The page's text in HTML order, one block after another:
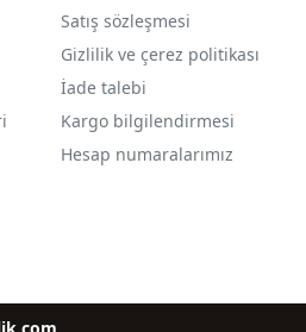
Satış sözleşmesi
Gizlilik ve çerez politikası
İade talebi
Kargo bilgilendirmesi
Hesap numaralarımız